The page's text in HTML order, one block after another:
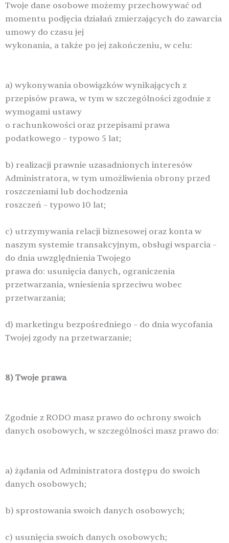
Twoje dane osobowe możemy przechowywać od
momentu podjęcia działań zmierzających do zawarcia
umowy do czasu jej
wykonania, a także po jej zakończeniu, w celu:
a) wykonywania obowiązków wynikających z
przepisów prawa, w tym w szczególności zgodnie z
wymogami ustawy
o rachunkowości oraz przepisami prawa
podatkowego – typowo 5 lat;
b) realizacji prawnie uzasadnionych interesów
Administratora, w tym umożliwienia obrony przed
roszczeniami lub dochodzenia
roszczeń – typowo 10 lat;
c) utrzymywania relacji biznesowej oraz konta w
naszym systemie transakcyjnym, obsługi wsparcia –
do dnia uwzględnienia Twojego
prawa do: usunięcia danych, ograniczenia
przetwarzania, wniesienia sprzeciwu wobec
przetwarzania;
d) marketingu bezpośredniego – do dnia wycofania
Twojej zgody na przetwarzanie;
8) Twoje prawa
Zgodnie z RODO masz prawo do ochrony swoich
danych osobowych, w szczególności masz prawo do:
a) żądania od Administratora dostępu do swoich
danych osobowych;
b) sprostowania swoich danych osobowych;
c) usunięcia swoich danych osobowych;